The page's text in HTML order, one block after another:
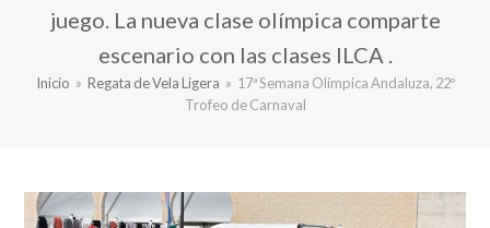
juego. La nueva clase olímpica comparte
escenario con las clases ILCA .
Inicio » Regata de Vela Ligera » 17ª Semana Olímpica Andaluza, 22º
Trofeo de Carnaval